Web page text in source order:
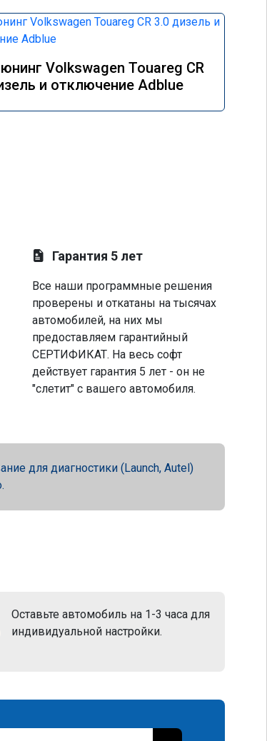
Volkswagen Touareg CR
и отключение Adblue
Гарантия 5 лет
Все наши программные решения
проверены и откатаны на тысячах
автомобилей, на них мы
предоставляем гарантийный
СЕРТИФИКАТ. На весь софт
действует гарантия 5 лет - он не
"слетит" с вашего автомобиля.
для диагностики (Launch, Autel)
Оставьте автомобиль на 1-3 часа для
индивидуальной настройки.